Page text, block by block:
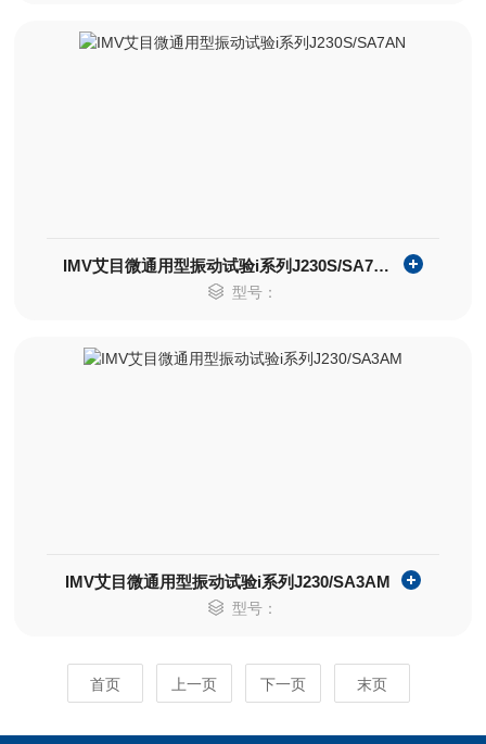
IMV艾目微通用型振动试验i系列J230S/SA7AN
型号：
IMV艾目微通用型振动试验i系列J230/SA3AM
型号：
首页 上一页 下一页 末页